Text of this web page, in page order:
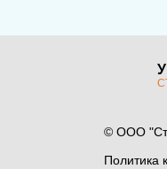
© ООО
Политика